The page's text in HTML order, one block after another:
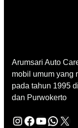
Arumsari Auto
mobil umum yang
pada tahun 1995
dan Purwokerto
Instagram Facebook YouTube WhatsApp X